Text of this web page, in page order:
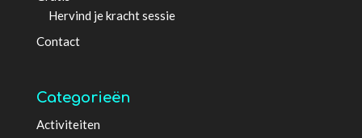
Hervind je kracht sessie
Contact
Categorieën
Activiteiten